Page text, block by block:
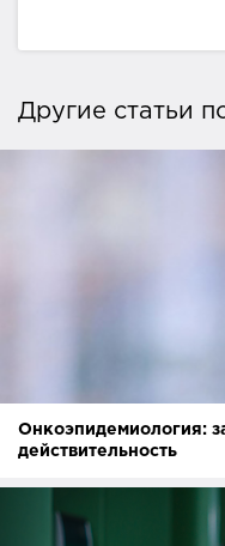
Другие статьи
Онкоэпидемиология:
действительность